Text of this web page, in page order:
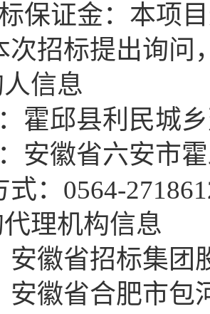
保证金：本项
次招标提出询问
信息
霍邱县利民城
安徽省六安市
： 0564-
理机构信息
安徽省招标集团
安徽省合肥市包